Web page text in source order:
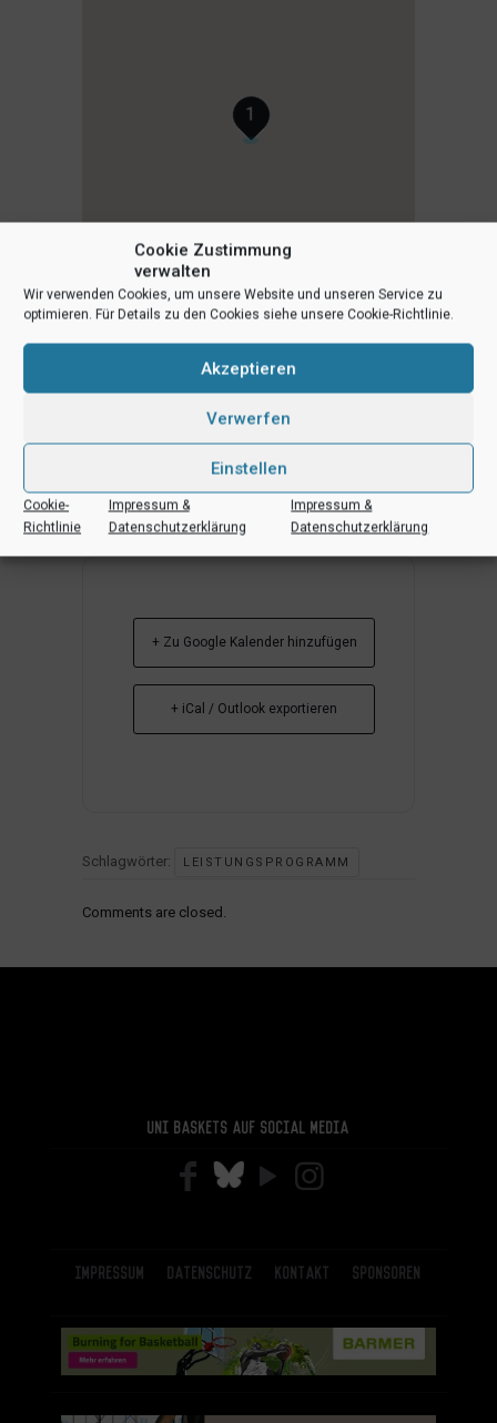
Cookie Zustimmung
verwalten
Wir verwenden Cookies, um unsere Website und unseren Service zu
optimieren. Für Details zu den Cookies siehe unsere Cookie-Richtlinie.
Akzeptieren
Verwerfen
Einstellen
Cookie-
Richtlinie
Impressum &
Datenschutzerklärung
Impressum &
Datenschutzerklärung
1
+ Zu Google Kalender hinzufügen
+ iCal / Outlook exportieren
Schlagwörter: LEISTUNGSPROGRAMM
Comments are closed.
Uni Baskets auf Social Media
Impressum Datenschutz Kontakt Sponsoren